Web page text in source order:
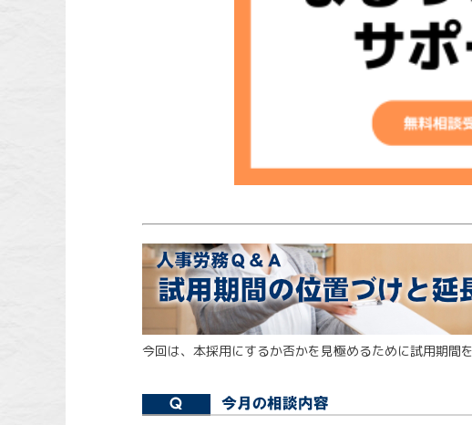
今回は、本採用にするか否かを見極めるために試用期間